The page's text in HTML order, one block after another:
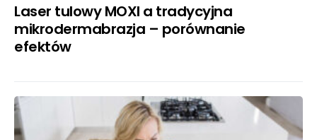
Laser tulowy MOXI a tradycyjna
mikrodermabrazja – porównanie
efektów